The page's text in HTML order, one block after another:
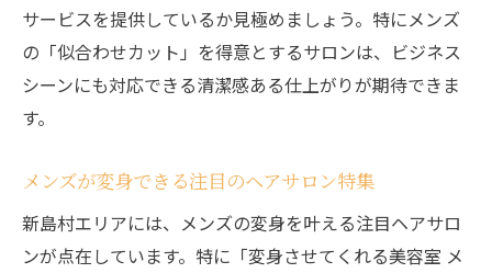
サービスを提供しているか見極めましょう。特にメンズ
の「似合わせカット」を得意とするサロンは、ビジネス
シーンにも対応できる清潔感ある仕上がりが期待できま
す。
メンズが変身できる注目のヘアサロン特集
新島村エリアには、メンズの変身を叶える注目ヘアサロ
ンが点在しています。特に「変身させてくれる美容室 メ